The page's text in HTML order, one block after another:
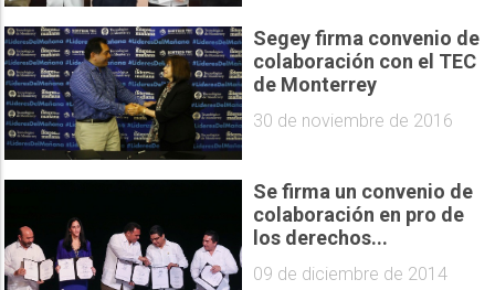
Segey firma convenio de
colaboración con el TEC
de Monterrey
30 de noviembre de 2016
Se firma un convenio de
colaboración en pro de
los derechos...
09 de diciembre de 2014